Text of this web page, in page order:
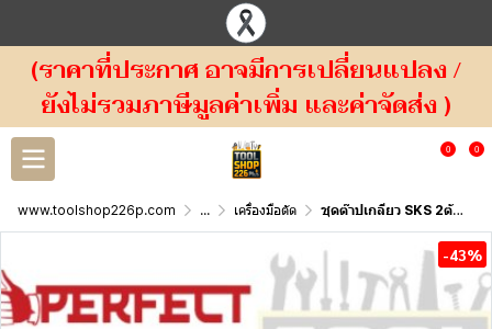
(ราคาที่ประกาศ อาจมีการเปลี่ยนแปลง /
ยังไม่รวมภาษีมูลค่าเพิ่ม และค่าจัดส่ง )
0 0
www.toolshop226p.com ... เครื่องมือตัด ชุดต๊าปเกลียว SKS 2ตัวชุด เกลียว BSPF PERFECT THREAD HAND TAP
-43%